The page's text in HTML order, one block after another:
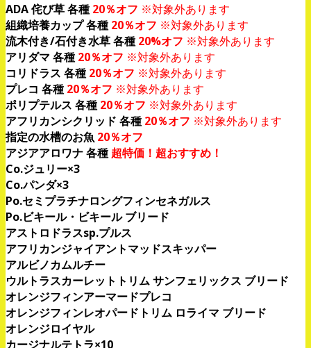
ADA 侘び草 各種 20％オフ ※対象外あります
組織培養カップ 各種 20％オフ ※対象外あります
流木付き/石付き水草 各種 20%オフ ※対象外あります
アリダマ 各種 20％オフ ※対象外あります
コリドラス 各種 20％オフ ※対象外あります
プレコ 各種 20％オフ ※対象外あります
ポリプテルス 各種 20％オフ ※対象外あります
アフリカンシクリッド 各種 20％オフ ※対象外あります
指定の水槽のお魚 20％オフ
アジアアロワナ 各種 超特価！超おすすめ！
Co.ジュリー×3
Co.パンダ×3
Po.セミプラチナロングフィンセネガルス
Po.ビキール・ビキール ブリード
アストロドラスsp.プルス
アフリカンジャイアントマッドスキッパー
アルビノカムルチー
ウルトラスカーレットトリム サンフェリックス ブリード
オレンジフィンアーマードプレコ
オレンジフィンレオパードトリム ロライマ ブリード
オレンジロイヤル
カージナルテトラ×10